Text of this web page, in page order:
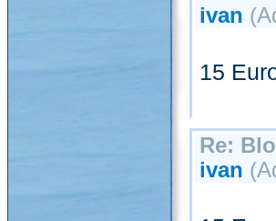
ivan
15
Re:
ivan